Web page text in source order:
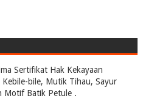
Sertifikat Hak Kekayaan
bile, Mutik Tihau, Sayur
Motif Batik Petule .